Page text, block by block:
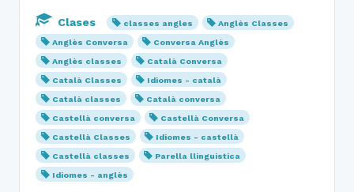
Clases classes angles
Anglès Classes
Anglès Conversa
Conversa Anglès
Anglès classes
Català Conversa
Català Classes
Idiomes - català
Català classes
Català conversa
Castellà conversa
Castellà Conversa
Castellà Classes
Idiomes - castellà
Castellà classes
Parella llinguistica
Idiomes - anglès